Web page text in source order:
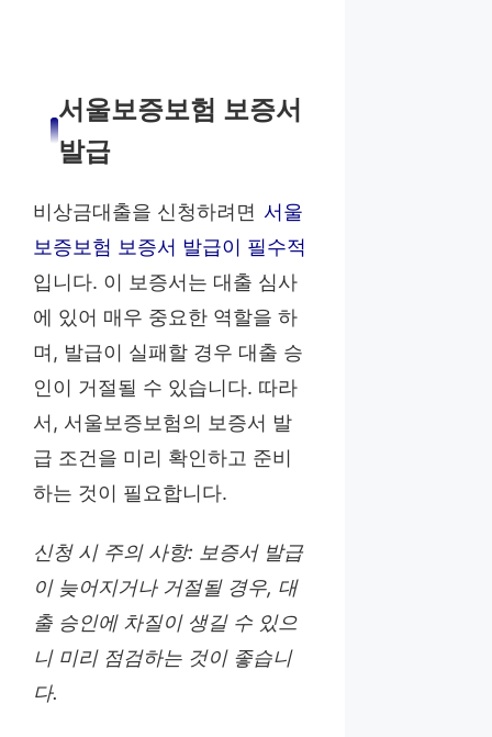
서울보증보험 보증서
발급
비상금대출을 신청하려면 서울
보증보험 보증서 발급이 필수적
입니다. 이 보증서는 대출 심사
에 있어 매우 중요한 역할을 하
며, 발급이 실패할 경우 대출 승
인이 거절될 수 있습니다. 따라
서, 서울보증보험의 보증서 발
급 조건을 미리 확인하고 준비
하는 것이 필요합니다.
신청 시 주의 사항: 보증서 발급
이 늦어지거나 거절될 경우, 대
출 승인에 차질이 생길 수 있으
니 미리 점검하는 것이 좋습니
다.